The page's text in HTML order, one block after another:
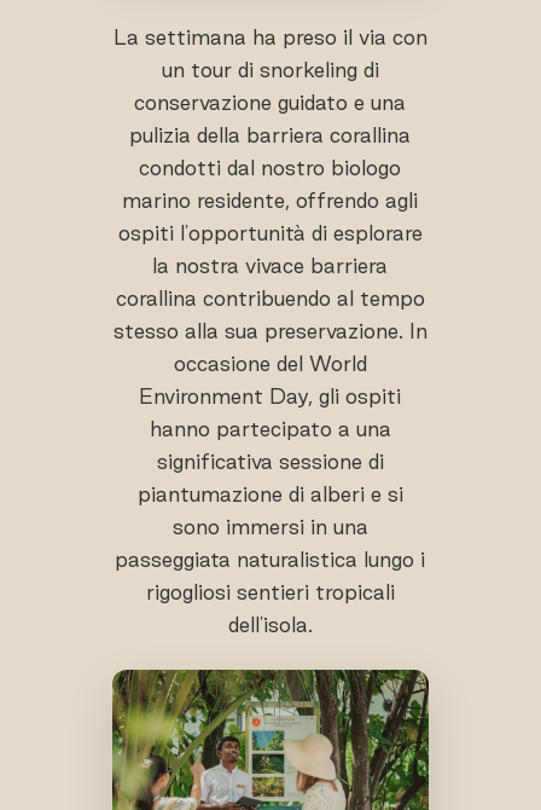
La settimana ha preso il via con
un tour di snorkeling di
conservazione guidato e una
pulizia della barriera corallina
condotti dal nostro biologo
marino residente, offrendo agli
ospiti l'opportunità di esplorare
la nostra vivace barriera
corallina contribuendo al tempo
stesso alla sua preservazione. In
occasione del World
Environment Day, gli ospiti
hanno partecipato a una
significativa sessione di
piantumazione di alberi e si
sono immersi in una
passeggiata naturalistica lungo i
rigogliosi sentieri tropicali
dell'isola.